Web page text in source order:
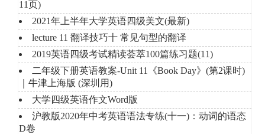
11页)
2021年上半年大学英语四级美文(最新)
lecture 11 翻译技巧十 常见句型的翻译
2019英语四级考试精读荟萃100篇练习题(11)
二年级下册英语教案-Unit 11《Book Day》(第2课时)
｜牛津上海版 (深圳用)
大学四级英语作文Word版
沪教版2020年中考英语语法专练(十一)：动词的语态
D卷